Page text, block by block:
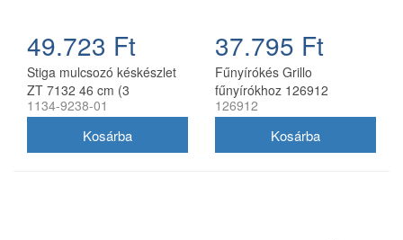
49.723 Ft
Stiga mulcsozó késkészlet
ZT 7132 46 cm (3
db/csomag) 1134-9238-01
1134-9238-01
37.795 Ft
Fűnyírókés Grillo
fűnyírókhoz 126912
126912